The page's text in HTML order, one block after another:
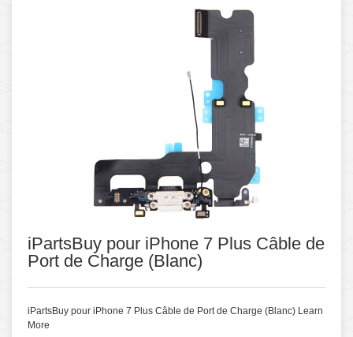
iPartsBuy pour iPhone 7 Plus Câble de
Port de Charge (Blanc)
iPartsBuy pour iPhone 7 Plus Câble de Port de Charge (Blanc) Learn
More